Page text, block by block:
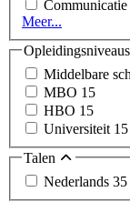
Meer...
Opleidingsniveaus
Middelbare
MBO 15
HBO 15
Universiteit 15
Talen
Nederlands 35